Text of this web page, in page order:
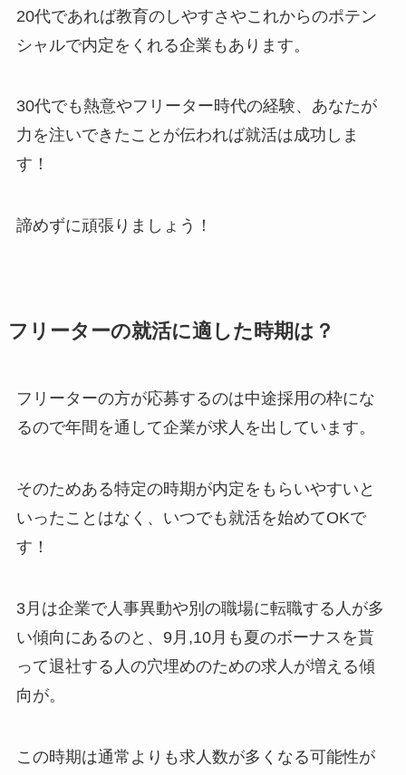
20代であれば教育のしやすさやこれからのポテン
シャルで内定をくれる企業もあります。
30代でも熱意やフリーター時代の経験、あなたが
力を注いできたことが伝われば就活は成功しま
す！
諦めずに頑張りましょう！
フリーターの就活に適した時期は？
フリーターの方が応募するのは中途採用の枠にな
るので年間を通して企業が求人を出しています。
そのためある特定の時期が内定をもらいやすいと
いったことはなく、いつでも就活を始めてOKで
す！
3月は企業で人事異動や別の職場に転職する人が多
い傾向にあるのと、9月,10月も夏のボーナスを貰
って退社する人の穴埋めのための求人が増える傾
向が。
この時期は通常よりも求人数が多くなる可能性が